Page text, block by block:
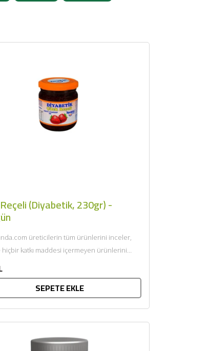
(Diyabetik, 230gr) -
üreticilerin tüm ürünlerini inceler,
hiçbir katkı maddesi içermeyen ürünlerini
SEPETE EKLE